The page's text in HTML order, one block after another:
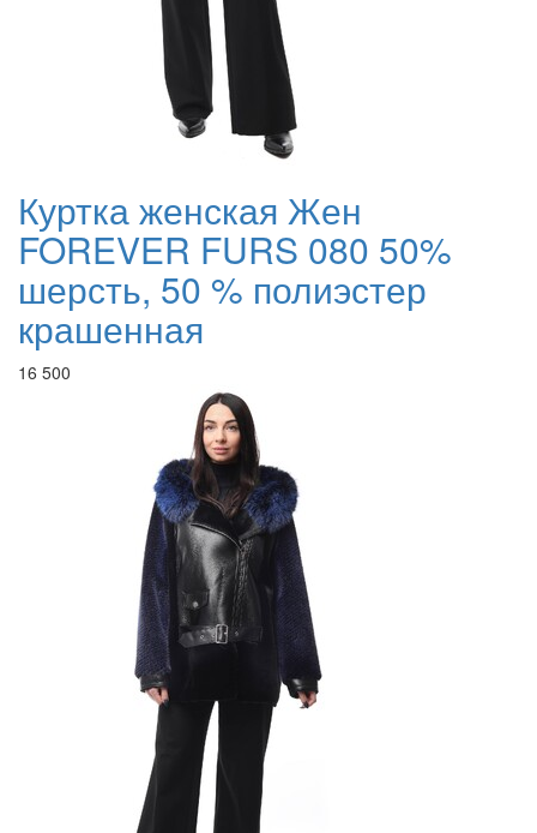
Куртка женская Жен
FOREVER FURS 080 50%
шерсть, 50 % полиэстер
крашенная
16 500